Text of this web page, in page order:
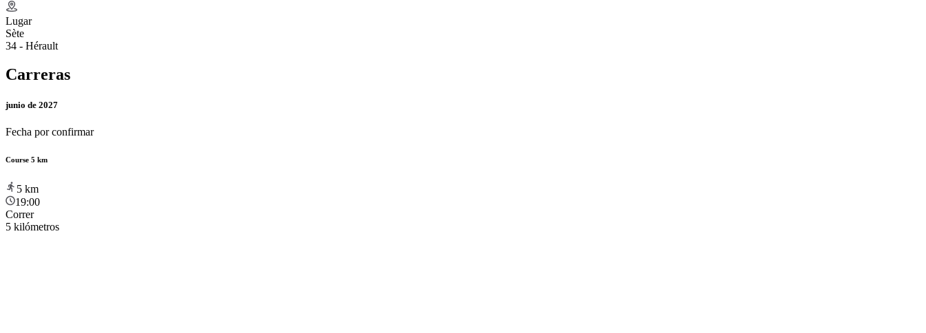
Lugar
Sète
34 - Hérault
Carreras
junio de 2027
Fecha por confirmar
Course 5 km
5 km
19:00
Correr
5 kilómetros